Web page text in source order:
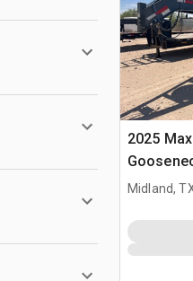
2025
Trailer
Midland,